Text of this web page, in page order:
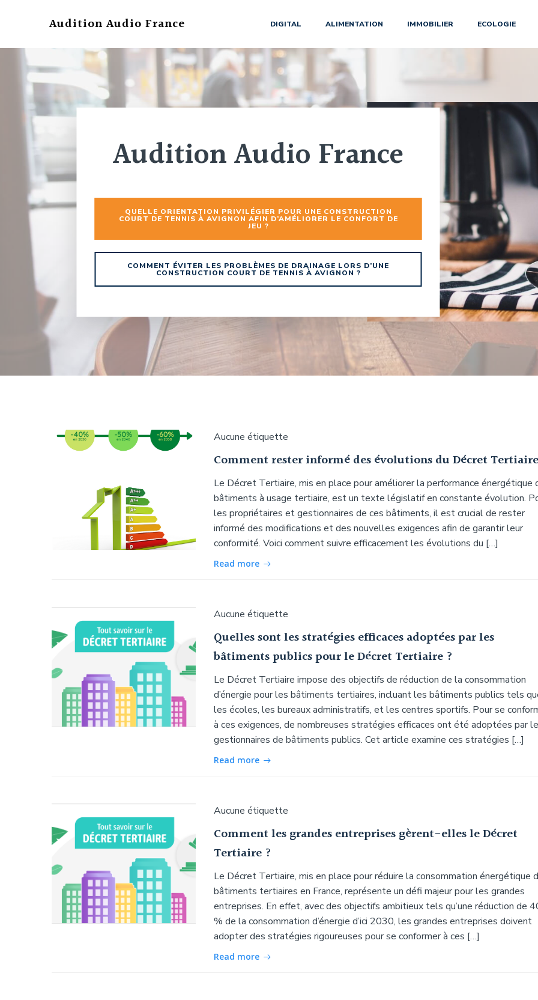
Audition Audio France DIGITAL ALIMENTATION IMMOBILIER ECOLOGIE
Audition Audio France
QUELLE ORIENTATION PRIVILÉGIER POUR UNE CONSTRUCTION
COURT DE TENNIS À AVIGNON AFIN D’AMÉLIORER LE CONFORT DE
JEU ?
COMMENT ÉVITER LES PROBLÈMES DE DRAINAGE LORS D’UNE
CONSTRUCTION COURT DE TENNIS À AVIGNON ?
Aucune étiquette
Comment rester informé des évolutions du Décret Tertiaire
Le Décret Tertiaire, mis en place pour améliorer la performance énergétique
bâtiments à usage tertiaire, est un texte législatif en constante évolution.
les propriétaires et gestionnaires de ces bâtiments, il est crucial de rester
informé des modifications et des nouvelles exigences afin de garantir leur
conformité. Voici comment suivre efficacement les évolutions du […]
Read more
Aucune étiquette
Quelles sont les stratégies efficaces adoptées par les
bâtiments publics pour le Décret Tertiaire ?
Le Décret Tertiaire impose des objectifs de réduction de la consommation
d’énergie pour les bâtiments tertiaires, incluant les bâtiments publics tels
les écoles, les bureaux administratifs, et les centres sportifs. Pour se
à ces exigences, de nombreuses stratégies efficaces ont été adoptées par
gestionnaires de bâtiments publics. Cet article examine ces stratégies […]
Read more
Aucune étiquette
Comment les grandes entreprises gèrent-elles le Décret
Tertiaire ?
Le Décret Tertiaire, mis en place pour réduire la consommation énergétique
bâtiments tertiaires en France, représente un défi majeur pour les grandes
entreprises. En effet, avec des objectifs ambitieux tels qu’une réduction de
% de la consommation d’énergie d’ici 2030, les grandes entreprises doivent
adopter des stratégies rigoureuses pour se conformer à ces […]
Read more